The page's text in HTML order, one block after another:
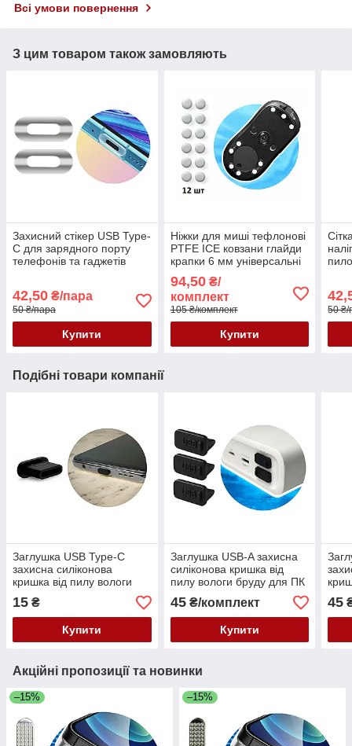
Всі умови повернення
З цим товаром також замовляють
Захисний стікер USB Type-
C для зарядного порту
телефонів та гаджетів
42,50 ₴/пара
50 ₴/пара
Купити
Ніжки для миші тефлонові
PTFE ICE ковзани глайди
крапки 6 мм універсальні
94,50₴/
комплект
105 ₴/комплект
Купити
50 ₴/
Подібні товари компанії
Заглушка USB Type-C
захисна силіконова
кришка від пилу вологи
бруду для телефонів
гаджетів чорна
15 ₴
Купити
Заглушка USB-A захисна
силіконова кришка від
пилу вологи бруду для ПК
ноутбуків гаджетів чорна 3
шт.
45₴/комплект
Купити
45
Акційні пропозиції та новинки
–15% –15%